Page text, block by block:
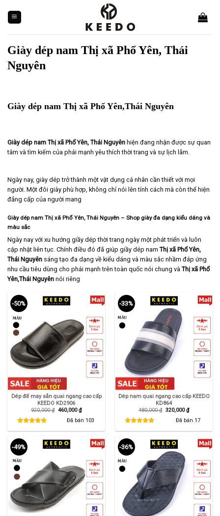
content
Giày dép nam Thị xã Phổ Yên, Thái
Nguyên
Giày dép nam Thị xã Phổ Yên,Thái Nguyên
Giày dép nam Thị xã Phổ Yên, Thái Nguyên hiện đang nhận được sự quan
tâm và tìm kiếm của phái mạnh yêu thích thời trang và sự lịch lãm.
Ngày nay, giày dép trở thành một vật dụng cá nhân cần thiết với mọi
người. Một đôi giày phù hợp, không chỉ nói lên tính cách mà còn thể hiện
đẳng cấp của người mang
Giày dép nam Thị xã Phổ Yên, Thái Nguyên – Shop giày đa dạng kiểu dáng và
màu sắc
Ngày nay với xu hướng giầy dép thời trang ngày một phát triển và luôn
cập nhật liên tục. Chính điều đó đã giúp giầy dép nam Thị xã Phổ Yên,
Thái Nguyên sáng tạo đa dạng về kiểu dáng và màu sắc nhầm đáp ứng
nhu cầu tiêu dùng cho phái mạnh trên toàn quốc nói chung và Thị xã Phổ
Yên,Thái Nguyên nói riêng
-50%
Dép đế may sẵn quai ngang cao cấp
KEEDO KD2906
920,000₫ Giá
460,000₫Giá
hiện
tại
Đã bán 103
-33%
Dép nam quai ngang cao cấp KEEDO
KD864
480,000₫ Giá
320,000₫Giá
hiện
tại
Đã bán 17
-49% -36%